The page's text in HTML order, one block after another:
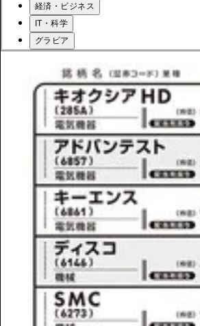
経済・ビジネス
IT・科学
グラビア